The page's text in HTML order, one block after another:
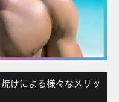
けによる様々なメリッ